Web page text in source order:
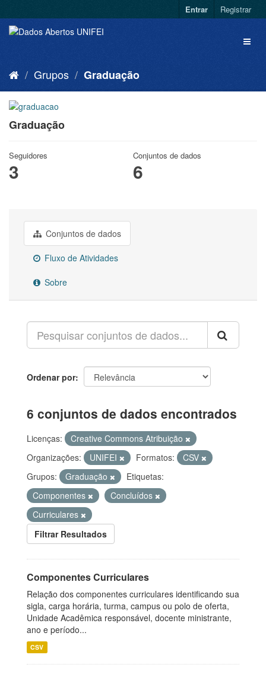
Entrar Registrar
Grupos Graduação
Graduação
Seguidores
3
Conjuntos de dados
6
Conjuntos de dados
Fluxo de Atividades
Sobre
Ordenar por
6 conjuntos de dados encontrados
Licenças:
Creative Commons Atribuição
Organizações:
UNIFEI Formatos:
CSV
Grupos:
Graduação
Etiquetas:
Componentes
Concluídos
Curriculares
Filtrar Resultados
Componentes Curriculares
Relação dos componentes curriculares identificando sua
sigla, carga horária, turma, campus ou polo de oferta,
Unidade Acadêmica responsável, docente ministrante,
ano e período...
CSV